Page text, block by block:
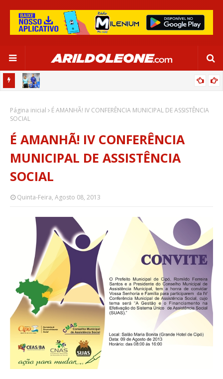
SALVADOR
Página inicial
É AMANHÃ! IV CONFERÊNCIA MUNICIPAL DE ASSISTÊNCIA
SOCIAL
É AMANHÃ! IV CONFERÊNCIA
MUNICIPAL DE ASSISTÊNCIA
SOCIAL
Quinta-Feira, Agosto 08, 2013